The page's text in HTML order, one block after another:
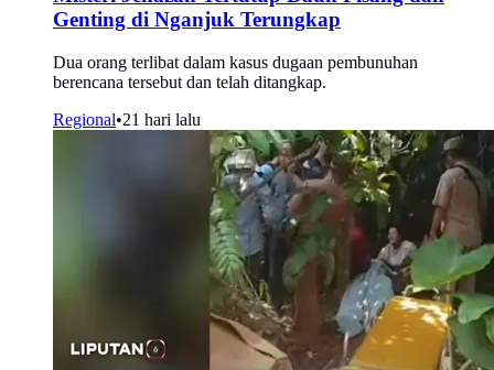
Genting di Nganjuk Terungkap
Dua orang terlibat dalam kasus dugaan pembunuhan
berencana tersebut dan telah ditangkap.
Regional•21 hari lalu